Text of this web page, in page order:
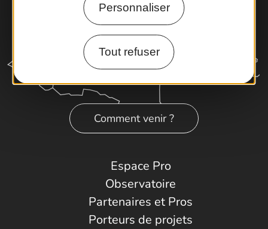
Personnaliser
Tout refuser
Comment venir ?
Espace Pro
Observatoire
Partenaires et Pros
Porteurs de projets